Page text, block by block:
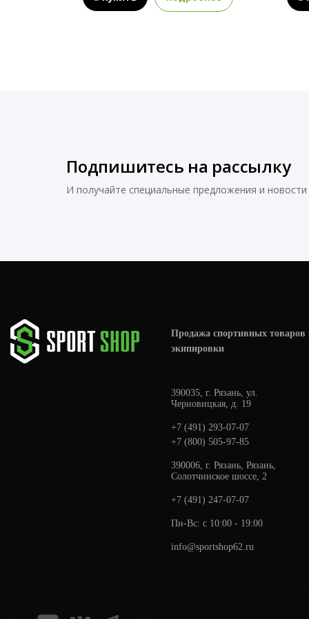
Подпишитесь на рассылку
И получайте специальные предложения и
Продажа спортивных товаров
экипировки
390035, г. Рязань, ул.
Черновицкая, д. 19
+7 (491) 293-07-07
+7 (800) 505-97-85
390006, г. Рязань, Рязань,
Солотчинское шоссе, 2
+7 (491) 247-07-07
Пн-Вс: с 10:00 - 19:00
info@sportshop62.ru